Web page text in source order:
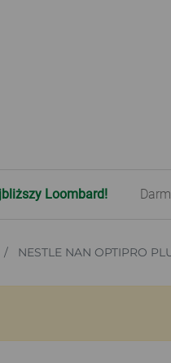
Loombard!
NESTLE NAN OPTIPRO